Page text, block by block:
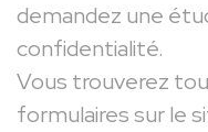
demandez une
confidentialité.
Vous trouverez
formulaires sur le